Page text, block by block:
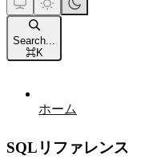
Search...
⌘K
ホーム
SQLリファレンス